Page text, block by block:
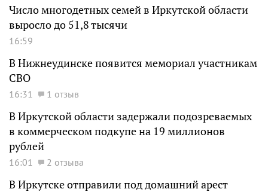
Число многодетных семей в Иркутской области
выросло до 51,8 тысячи
16:59
В Нижнеудинске появится мемориал участникам
СВО
16:31 1 отзыв
В Иркутской области задержали подозреваемых
в коммерческом подкупе на 19 миллионов
рублей
16:01 2 отзыва
В Иркутске отправили под домашний арест